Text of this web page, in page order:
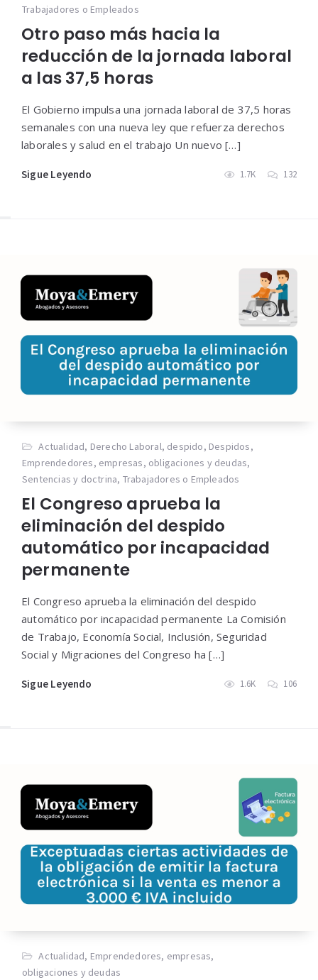
Trabajadores o Empleados
Otro paso más hacia la
reducción de la jornada laboral
a las 37,5 horas
El Gobierno impulsa una jornada laboral de 37,5 horas
semanales con una nueva ley que refuerza derechos
laborales y salud en el trabajo Un nuevo […]
Sigue Leyendo 1.7K 132
Actualidad, Derecho Laboral, despido, Despidos,
Emprendedores, empresas, obligaciones y deudas,
Sentencias y doctrina, Trabajadores o Empleados
El Congreso aprueba la
eliminación del despido
automático por incapacidad
permanente
El Congreso aprueba la eliminación del despido
automático por incapacidad permanente La Comisión
de Trabajo, Economía Social, Inclusión, Seguridad
Social y Migraciones del Congreso ha […]
Sigue Leyendo 1.6K 106
Actualidad, Emprendedores, empresas,
obligaciones y deudas